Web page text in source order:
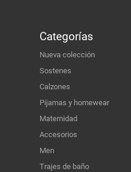
Categorías
Nueva colección
Sostenes
Calzones
Pijamas y homewear
Maternidad
Accesorios
Men
Trajes de baño